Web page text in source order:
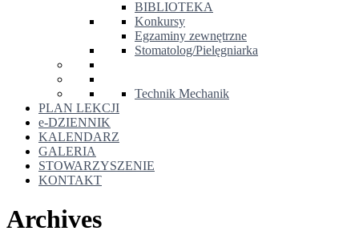
BIBLIOTEKA
Konkursy
Egzaminy zewnętrzne
Stomatolog/Pielęgniarka
Technik Mechanik
PLAN LEKCJI
e-DZIENNIK
KALENDARZ
GALERIA
STOWARZYSZENIE
KONTAKT
Archives